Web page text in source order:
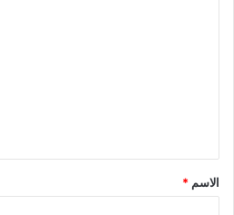
الاسم *